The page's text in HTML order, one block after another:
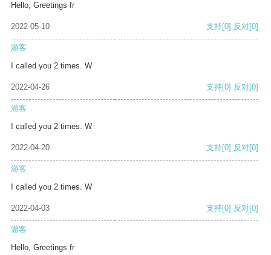
Hello, Greetings fr
2022-05-10 支持[0] 反对[0]
游客
I called you 2 times. W
2022-04-26 支持[0] 反对[0]
游客
I called you 2 times. W
2022-04-20 支持[0] 反对[0]
游客
I called you 2 times. W
2022-04-03 支持[0] 反对[0]
游客
Hello, Greetings fr